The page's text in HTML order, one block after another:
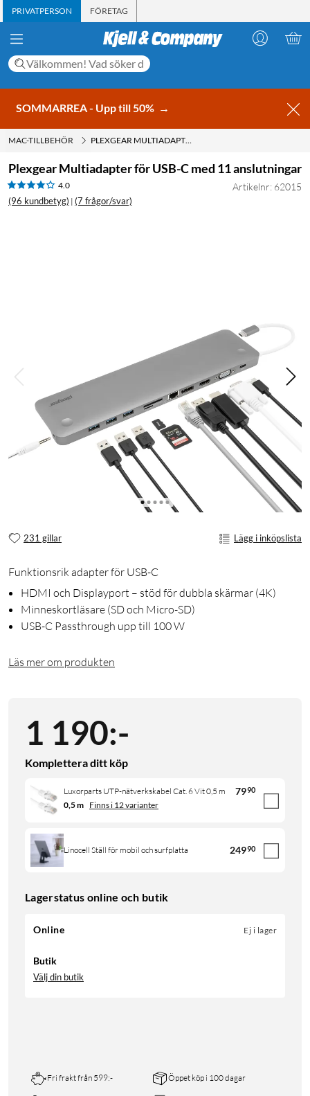
PRIVATPERSON FÖRETAG
SOMMARREA - Upp till 50% →
MAC-TILLBEHÖR PLEXGEAR MULTIADAPTER FÖR USB-C MED 11 ANSLUTNINGAR
Plexgear Multiadapter för USB-C med 11 anslutningar
4.0
(96 kundbetyg) | (7 frågor/svar)
Artikelnr: 62015
231 gillar Lägg i inköpslista
Funktionsrik adapter för USB-C
HDMI och Displayport – stöd för dubbla skärmar (4K)
Minneskortläsare (SD och Micro-SD)
USB-C Passthrough upp till 100 W
Läs mer om produkten
1 190:-
Komplettera ditt köp
Luxorparts UTP-nätverkskabel Cat. 6 Vit 0,5 m 7990
0,5 m Finns i 12 varianter
Linocell Ställ för mobil och surfplatta 24990
Lagerstatus online och butik
Online Ej i lager
Butik
Välj din butik
Fri frakt från 599:- Öppet köp i 100 dagar